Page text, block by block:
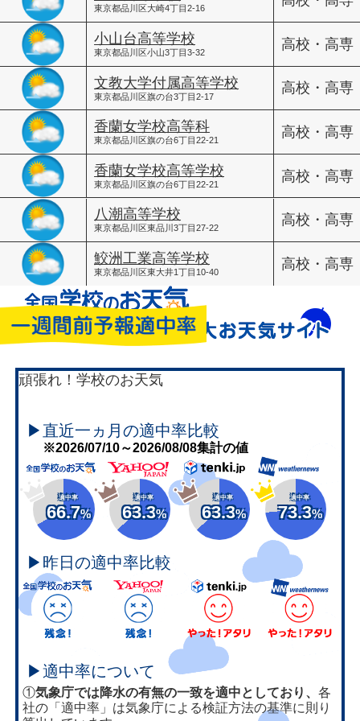
東京都品川区大崎4丁目2-16
小山台高等学校
東京都品川区小山3丁目3-32
高校・高専
文教大学付属高等学校
東京都品川区旗の台3丁目2-17
高校・高専
香蘭女学校高等科
東京都品川区旗の台6丁目22-21
高校・高専
香蘭女学校高等学校
東京都品川区旗の台6丁目22-21
高校・高専
八潮高等学校
東京都品川区東品川3丁目27-22
高校・高専
鮫洲工業高等学校
東京都品川区東大井1丁目10-40
高校・高専
頑張れ！学校のお天気
▶直近一ヵ月の適中率比較
※2026/07/10～2026/08/08集計の値
適中率
66.7%
適中率
63.3%
適中率
63.3%
適中率
73.3%
▶昨日の適中率比較
▶適中率について
①気象庁では降水の有無の一致を適中としており、各
社の「適中率」は気象庁による検証方法の基準に則り